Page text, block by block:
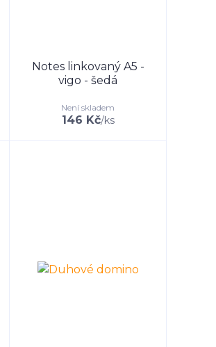
Notes linkovaný A5 -
vigo - šedá
146 Kč/ks
Není skladem